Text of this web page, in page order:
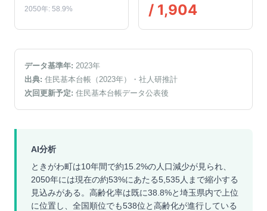
2050年: 58.9%
/ 1,904
データ基準年: 2023年
出典: 住民基本台帳（2023年）
・社人研推計
次回更新予定: 住民基本台帳データ公表後
AI分析
ときがわ町は10年間で約15.2%の人口減少が見られ、
2050年には現在の約53%にあたる5,535人まで縮小する
見込みがある。高齢化率は既に38.8%と埼玉県内で上位
に位置し、全国順位でも538位と高齢化が進行している